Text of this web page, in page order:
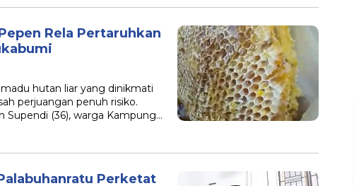
Rela Pertaruhkan
hutan liar yang dinikmati
perjuangan penuh risiko.
(36), warga Kampung…
Perketat